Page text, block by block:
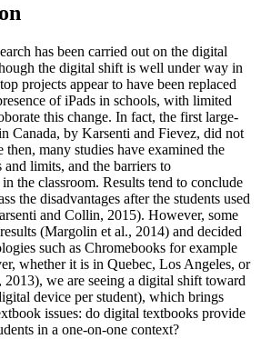
has been carried out on the digital
the digital shift is well under way in
projects appear to have been replaced
of iPads in schools, with limited
this change. In fact, the first large-
Canada, by Karsenti and Fievez, did not
many studies have examined the
and limits, and the barriers to
the classroom. Results tend to conclude
the disadvantages after the students used
and Collin, 2015). However, some
(Margolin et al., 2014) and decided
such as Chromebooks for example
whether it is in Quebec, Los Angeles, or
2013), we are seeing a digital shift toward
device per student), which brings
issues: do digital textbooks provide
in a one-on-one context?